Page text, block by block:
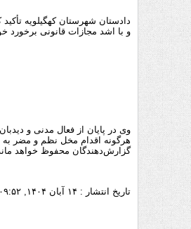
دادستان شهرستان کهگیلویه
و با اشد مجازات قانونی برخورد
وی در پایان از فعال مدنی و
هرگونه اقدام مخل نظم و مضر به
گزارش‌دهندگان محفوظ خواهد
تاریخ انتشار : ۱۴ آبان ۱۴۰۴, ۰۹:۵۲